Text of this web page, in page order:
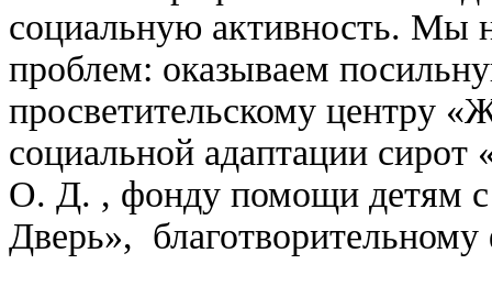
социальную активность. Мы
проблем: оказываем
просветительскому центру
социальной адаптации
О. Д. , фонду помощи детям с
Дверь»,